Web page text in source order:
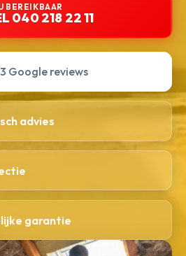
BEREIKBAAR
040 218 22 11
Google reviews
advies
garantie